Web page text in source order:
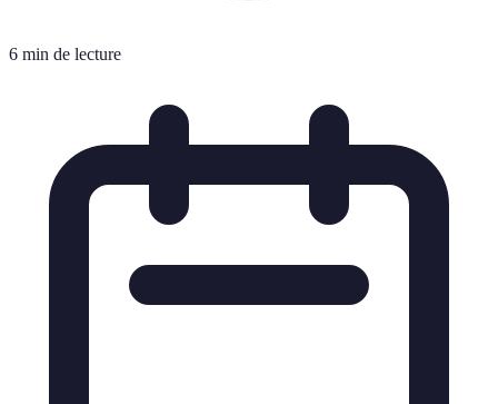
6 min de lecture